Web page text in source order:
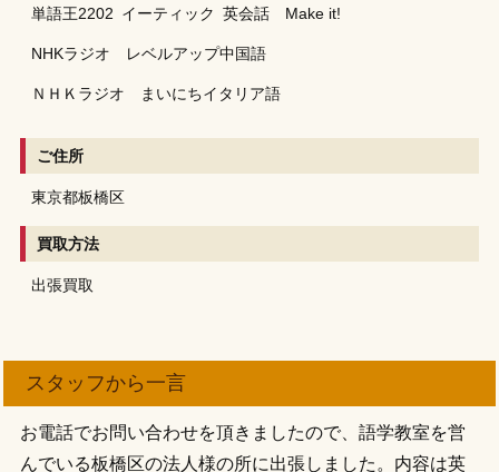
単語王2202 イーティック 英会話 Make it!
NHKラジオ レベルアップ中国語
ＮＨＫラジオ まいにちイタリア語
ご住所
東京都板橋区
買取方法
出張買取
スタッフから一言
お電話でお問い合わせを頂きましたので、語学教室を営
んでいる板橋区の法人様の所に出張しました。内容は英